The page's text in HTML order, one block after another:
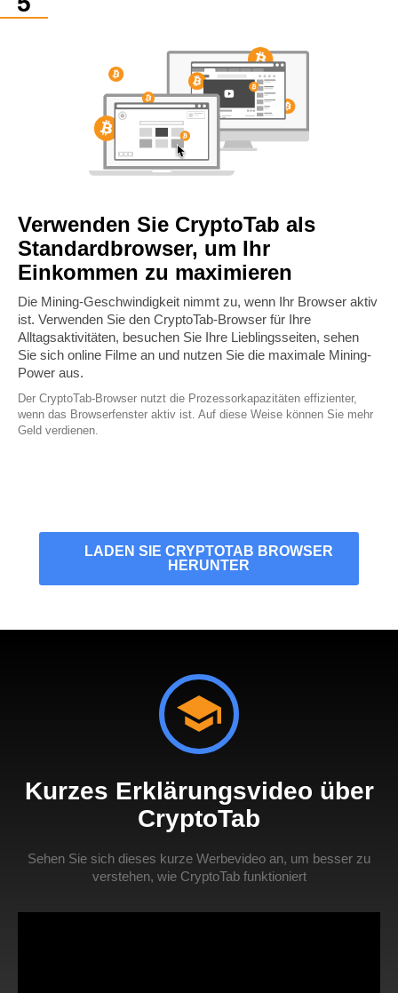
Verwenden Sie CryptoTab als
Standardbrowser, um Ihr
Einkommen zu maximieren
Die Mining-Geschwindigkeit nimmt zu, wenn Ihr Browser aktiv
ist. Verwenden Sie den CryptoTab-Browser für Ihre
Alltagsaktivitäten, besuchen Sie Ihre Lieblingsseiten, sehen
Sie sich online Filme an und nutzen Sie die maximale Mining-
Power aus.
Der CryptoTab-Browser nutzt die Prozessorkapazitäten effizienter,
wenn das Browserfenster aktiv ist. Auf diese Weise können Sie mehr
Geld verdienen.
LADEN SIE CRYPTOTAB BROWSER
HERUNTER
Kurzes Erklärungsvideo über
CryptoTab
Sehen Sie sich dieses kurze Werbevideo an, um besser zu
verstehen, wie CryptoTab funktioniert